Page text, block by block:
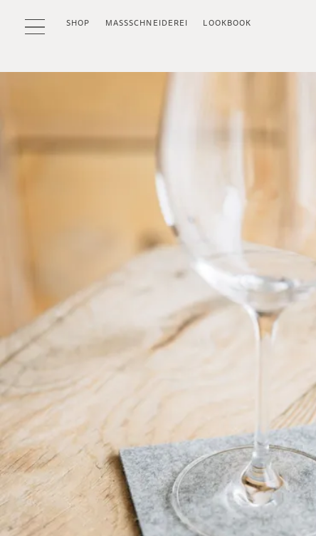
SHOP MASSSCHNEIDEREI LOOKBOOK